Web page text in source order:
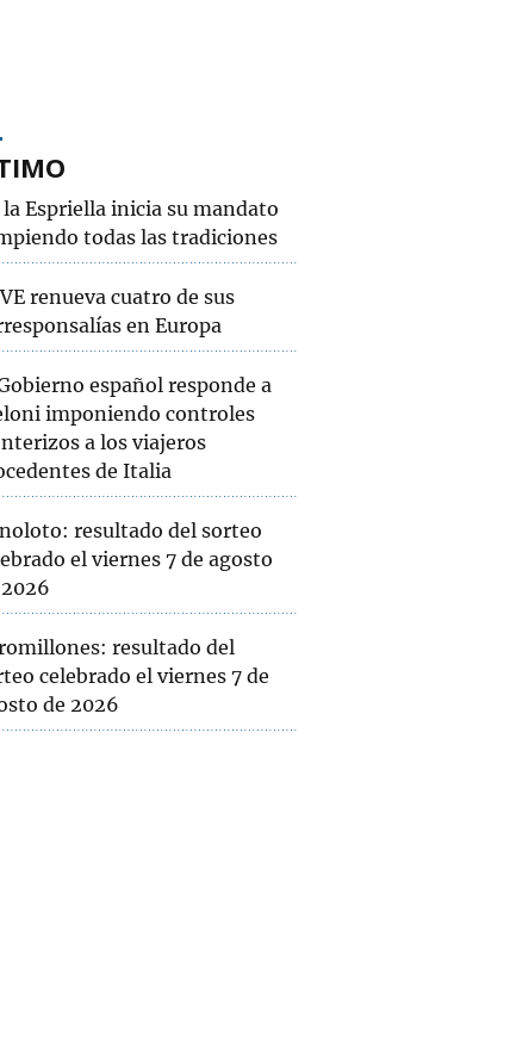
la Espriella inicia su mandato
todas las tradiciones
renueva cuatro de sus
en Europa
español responde a
imponiendo controles
a los viajeros
de Italia
resultado del sorteo
el viernes 7 de agosto
resultado del
celebrado el viernes 7 de
de 2026